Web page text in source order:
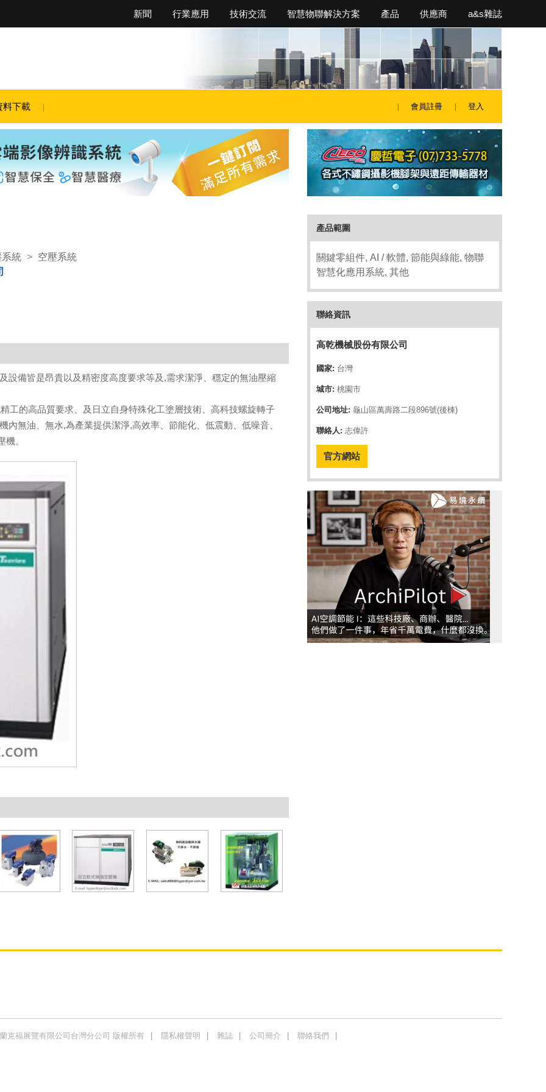
新聞 行業應用 技術交流 智慧物聯解決方案 產品 供應商 a&s雜誌
料下載 會員註冊 登入
產品範圍
關鍵零組件, AI / 軟體, 節能與綠能, 物聯
智慧化應用系統, 其他
聯絡資訊
高乾機械股份有限公司
國家: 台灣
城市: 桃園市
公司地址: 龜山區萬壽路二段896號(後棟)
聯絡人: 志偉許
官方網站
統 > 空壓系統
設備皆是昂貴以及精密度高度要求等及,需求潔淨、穩定的無油壓縮
工的高品質要求、及日立自身特殊化工塗層技術、高科技螺旋轉子
無油、無水,為產業提供潔淨,高效率、節能化、低震動、低噪音、
。
克福展覽有限公司台灣分公司 版權所有 隱私權聲明 雜誌 公司簡介 聯絡我們